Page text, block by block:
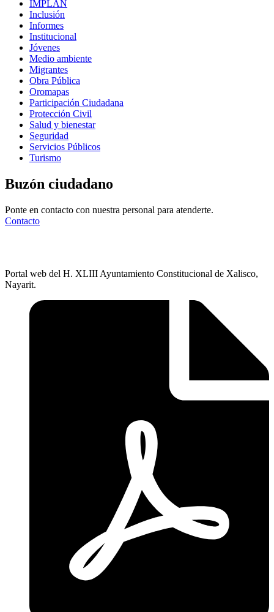
IMPLAN
Inclusión
Informes
Institucional
Jóvenes
Medio ambiente
Migrantes
Obra Pública
Oromapas
Participación Ciudadana
Protección Civil
Salud y bienestar
Seguridad
Servicios Públicos
Turismo
Buzón ciudadano
Ponte en contacto con nuestra personal para atenderte.
Contacto
Portal web del H. XLIII Ayuntamiento Constitucional de Xalisco,
Nayarit.